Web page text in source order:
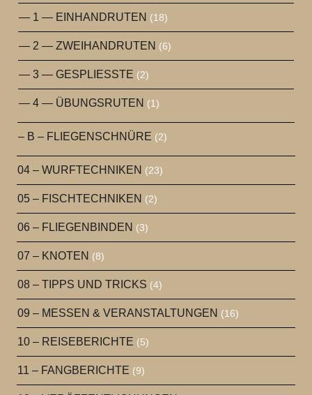
— 1 — EINHANDRUTEN (18)
— 2 — ZWEIHANDRUTEN (6)
— 3 — GESPLIESSTE (2)
— 4 — ÜBUNGSRUTEN (1)
– B – FLIEGENSCHNÜRE (2)
04 – WURFTECHNIKEN (23)
05 – FISCHTECHNIKEN (2)
06 – FLIEGENBINDEN (3)
07 – KNOTEN (8)
08 – TIPPS UND TRICKS (4)
09 – MESSEN & VERANSTALTUNGEN (16)
10 – REISEBERICHTE (5)
11 – FANGBERICHTE (9)